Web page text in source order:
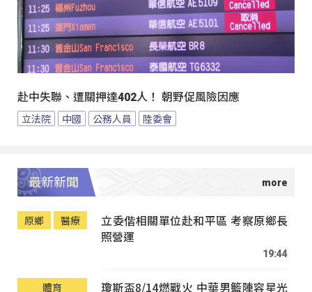
赴中失聯、遭關押達402人！ 朝野促風險因應
立法院 中國 公務人員 陸委會
最新新聞
原鄉 醫療
立委偕相關單位赴和平區 考察原鄉長
照營運
19:44
體育
瓊斯盃8/14燃戰火 中華男籃陣容星光